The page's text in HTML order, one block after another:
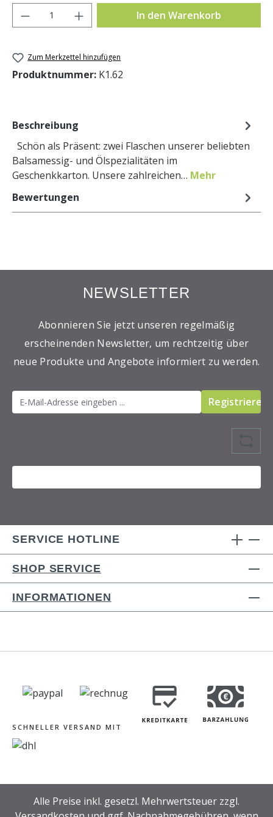
Produkt Anzahl: Gib den gewünschten
In den Warenkorb
Zum Merkzettel hinzufügen
Produktnummer: K1.62
Beschreibung
Schön als Präsent: zwei Flaschen unserer beliebten
Balsamessig- und Ölspezialitäten im
Geschenkkarton. Unsere zahlreichen… Mehr
Bewertungen
NEWSLETTER
Abonnieren Sie jetzt unseren regelmäßig
erscheinenden Newsletter, um rechtzeitig über
neue Produkte und Angebote informiert zu werden.
Registrieren
SERVICE HOTLINE
SHOP SERVICE
INFORMATIONEN
SCHNELLER VERSAND MIT
Alle Preise inkl. gesetzl. Mehrwertsteuer zzgl.